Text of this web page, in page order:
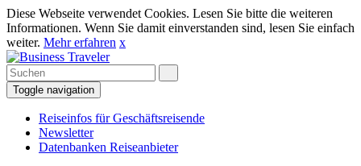
Diese Webseite verwendet Cookies. Lesen Sie bitte die weiteren
Informationen. Wenn Sie damit einverstanden sind, lesen Sie einfach
weiter. Mehr erfahren x
Toggle navigation
Reiseinfos für Geschäftsreisende
Newsletter
Datenbanken Reiseanbieter